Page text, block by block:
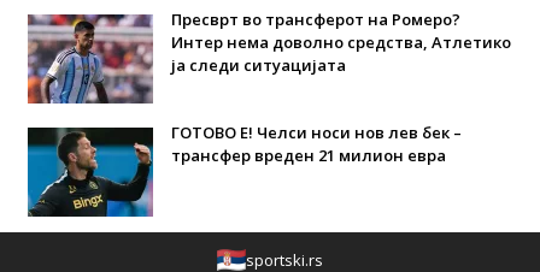
Пресврт во трансферот на Ромеро?
Интер нема доволно средства, Атлетико
ја следи ситуацијата
ГОТОВО Е! Челси носи нов лев бек –
трансфер вреден 21 милион евра
sportski.rs